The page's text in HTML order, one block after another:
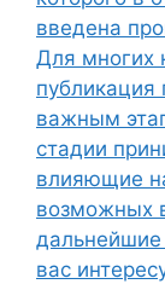
введена
Для многих
публикация
важным
стадии
влияющие
возможных
вас